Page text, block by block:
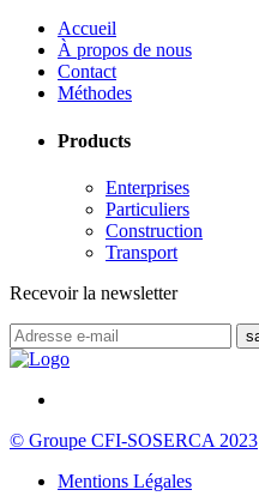
Accueil
À propos de nous
Contact
Méthodes
Products
Enterprises
Particuliers
Construction
Transport
Recevoir la newsletter
© Groupe CFI-SOSERCA 2023
Mentions Légales